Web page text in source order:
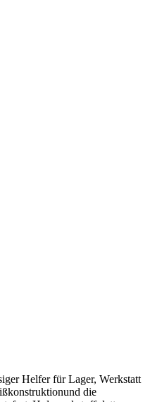
Helfer für Lager, Werkstatt
die